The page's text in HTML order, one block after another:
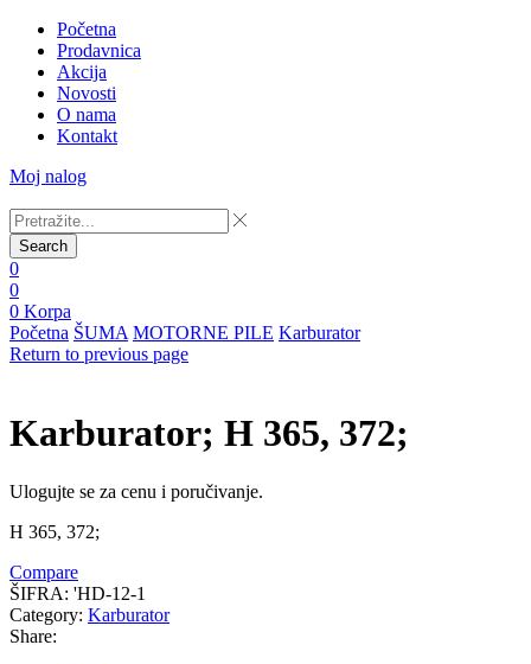
Početna
Prodavnica
Akcija
Novosti
O nama
Kontakt
Moj nalog
Search
0
0
0 Korpa
Početna ŠUMA MOTORNE PILE Karburator
Return to previous page
Karburator; H 365, 372;
Ulogujte se za cenu i poručivanje.
H 365, 372;
Compare
ŠIFRA: 'HD-12-1
Category: Karburator
Share: